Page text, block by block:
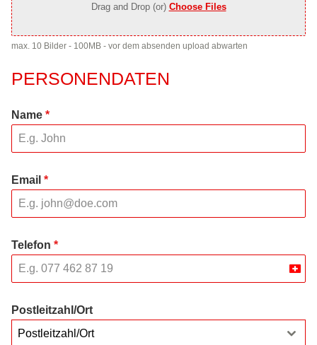
Drag and Drop (or) Choose Files
max. 10 Bilder - 100MB - vor dem absenden upload abwarten
PERSONENDATEN
Name *
Email *
Telefon *
Postleitzahl/Ort
Postleitzahl/Ort